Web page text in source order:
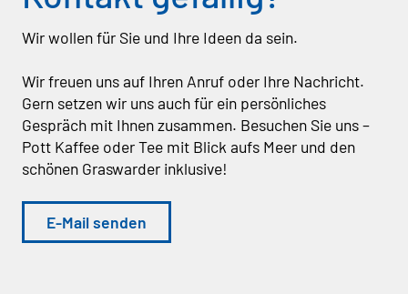
Wir wollen für Sie und Ihre Ideen da sein.
Wir freuen uns auf Ihren Anruf oder Ihre Nachricht.
Gern setzen wir uns auch für ein persönliches
Gespräch mit Ihnen zusammen. Besuchen Sie uns –
Pott Kaffee oder Tee mit Blick aufs Meer und den
schönen Graswarder inklusive!
E-Mail senden